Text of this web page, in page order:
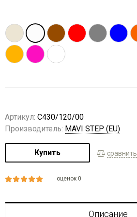
Артикул: C430/120/00
Производитель: MAVI STEP (EU)
Купить сравнить
оценок 0
Описание